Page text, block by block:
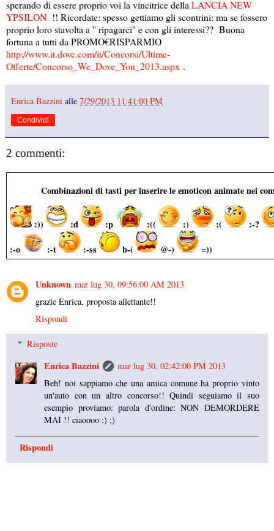
sperando di essere proprio voi la vincitrice della LANCIA NEW
YPSILON !! Ricordate: spesso gettiamo gli scontrini: ma se fossero
proprio loro stavolta a '' ripagarci'' e con gli interessi?? Buona
fortuna a tutti da PROMO€RISPARMIO
http://www.it.dove.com/it/Concorsi/Ultime-
Offerte/Concorso_We_Dove_You_2013.aspx .
Enrica Bazzini alle 7/29/2013 11:41:00 PM
Condividi
2 commenti:
Combinazioni di tasti per inserire le emoticon animate nei
:)) :d :p :(( :) :(
:-?
:-o
:-t :-ss b-( @-) =))
Unknown mar lug 30, 09:56:00 AM 2013
grazie Enrica, proposta allettante!!
Rispondi
Risposte
Enrica Bazzini
mar lug 30, 02:42:00 PM 2013
Beh! noi sappiamo che una amica comune ha proprio vinto
un'auto con un altro concorso!! Quindi seguiamo il suo
esempio proviamo: parola d'ordine: NON DEMORDERE
MAI !! ciaoooo ;) ;)
Rispondi